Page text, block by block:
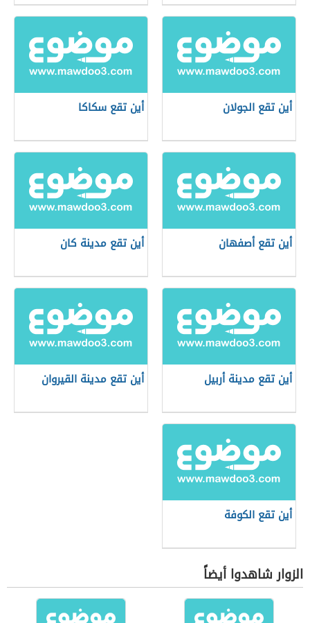
أين تقع الجولان أين تقع سكاكا
أين تقع أصفهان أين تقع مدينة كان
أين تقع مدينة أربيل أين تقع مدينة القيروان
أين تقع الكوفة
الزوار شاهدوا أيضاً